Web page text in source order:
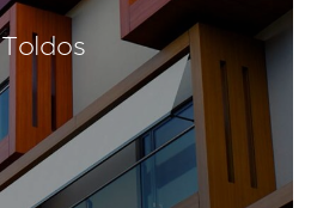
Toldos